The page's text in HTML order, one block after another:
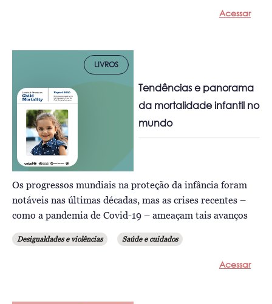
Acessar
LIVROS
Tendências e panorama
da mortalidade infantil no
mundo
Os progressos mundiais na proteção da infância foram
notáveis nas últimas décadas, mas as crises recentes –
como a pandemia de Covid-19 – ameaçam tais avanços
Desigualdades e violências Saúde e cuidados
Acessar